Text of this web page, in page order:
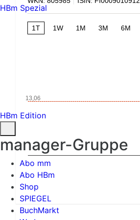
1T 1W 1M 3M 6M
13,06
HBm Spezial
HBm Edition
manager-Gruppe
Abo mm
Abo HBm
Shop
SPIEGEL
BuchMarkt